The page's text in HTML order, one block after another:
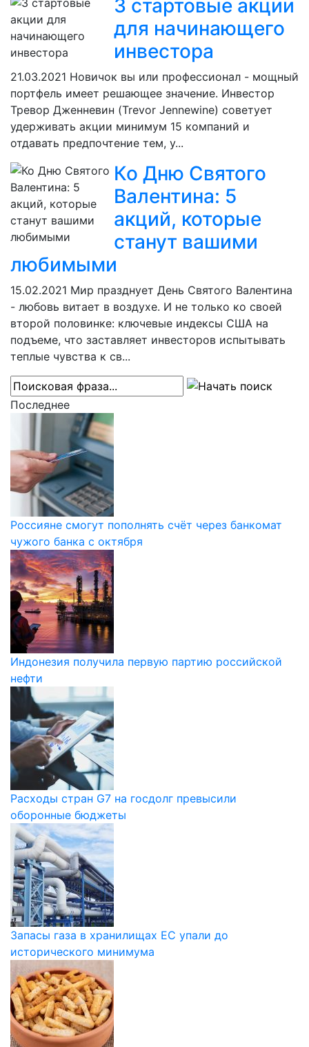
3 стартовые акции
для начинающего
инвестора
21.03.2021 Новичок вы или профессионал - мощный
портфель имеет решающее значение. Инвестор
Тревор Дженневин (Trevor Jennewine) советует
удерживать акции минимум 15 компаний и
отдавать предпочтение тем, у...
Ко Дню Святого
Валентина: 5
акций, которые
станут вашими
любимыми
15.02.2021 Мир празднует День Святого Валентина
- любовь витает в воздухе. И не только ко своей
второй половинке: ключевые индексы США на
подъеме, что заставляет инвесторов испытывать
теплые чувства к св...
Последнее
Россияне смогут пополнять счёт через банкомат
чужого банка с октября
Индонезия получила первую партию российской
нефти
Расходы стран G7 на госдолг превысили
оборонные бюджеты
Запасы газа в хранилищах ЕС упали до
исторического минимума